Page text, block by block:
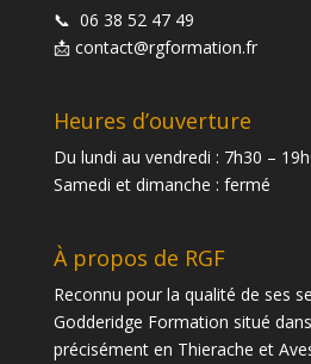
📞 06 38 52 47 49
📩 contact@rgformation.fr
Heures d’ouverture
Du lundi au vendredi : 7h30 –
Samedi et dimanche : fermé
À propos de RGF
Reconnu pour la qualité de ses
Godderidge Formation situé
précisément en Thierache et